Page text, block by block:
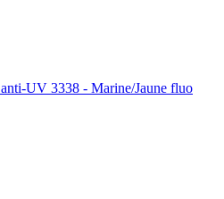
UV 3338 - Marine/Jaune fluo